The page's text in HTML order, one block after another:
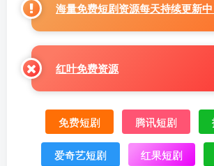
海量免费短剧资源每天持续更新中
红叶免费资源
免费短剧 腾讯短剧
爱奇艺短剧 红果短剧